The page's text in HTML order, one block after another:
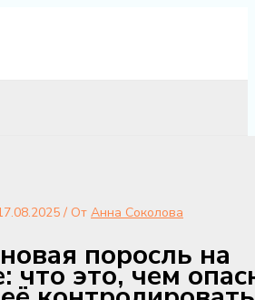
/ От Анна Соколова
поросль на
что это, чем